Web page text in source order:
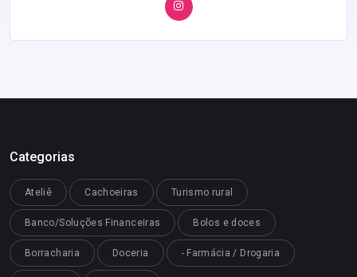
Categorias
Ateliê Cachoeiras Turismo rural
Banco/Soluções Financeiras Bolos e doces
Borracharia Doceria - Farmácia / Drogaria